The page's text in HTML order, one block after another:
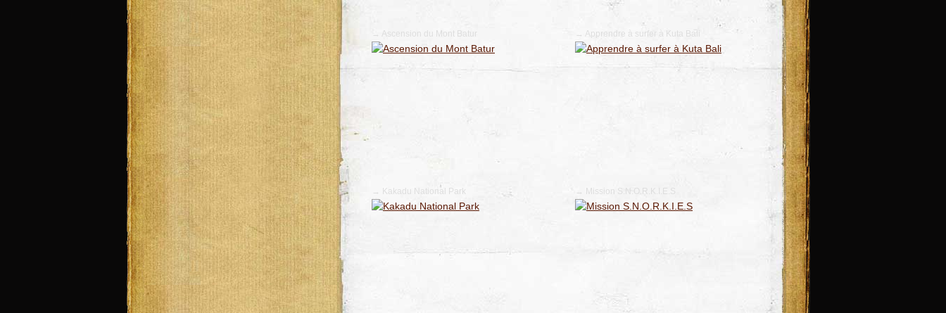
→ Ascension du Mont Batur → Apprendre à surfer à Kuta Bali
→ Kakadu National Park → Mission S.N.O.R.K.I.E.S